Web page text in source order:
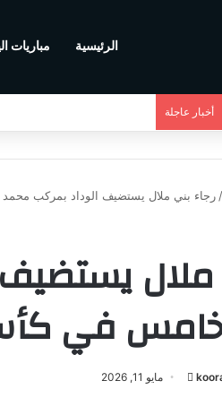
الرئيسية مباريات
أخبار عاجلة
/ رجاء بني ملال يستضيف الوداد بمركب
ملال
في
مايو 11, 2026